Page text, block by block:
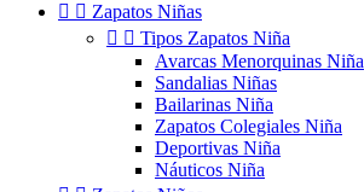
  Zapatos Niñas
  Tipos Zapatos Niña
Avarcas Menorquinas Niña
Sandalias Niñas
Bailarinas Niña
Zapatos Colegiales Niña
Deportivas Niña
Náuticos Niña